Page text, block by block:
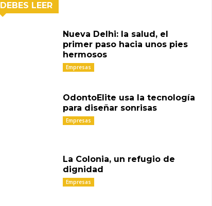
DEBES LEER
Nueva Delhi: la salud, el
primer paso hacia unos pies
hermosos
Empresas
OdontoElite usa la tecnología
para diseñar sonrisas
Empresas
La Colonia, un refugio de
dignidad
Empresas